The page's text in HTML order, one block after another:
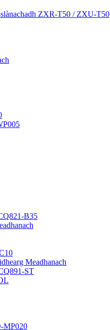
slànachadh ZXR-T50 / ZXU-T50
B35
Meadhanach
ST
MP020